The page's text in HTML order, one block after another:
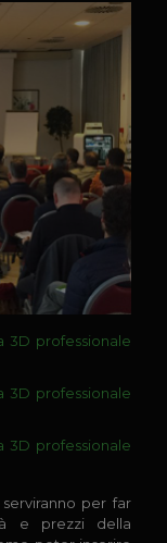
3D professionale
3D professionale
3D professionale
serviranno per far
e prezzi della